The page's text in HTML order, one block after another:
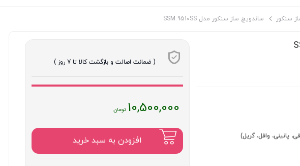
سنکور ساندویچ ساز سنکور مدل SSM 9510SS
وافل، گریل)
( ضمانت اصالت و بازگشت کالا تا 7 روز )
10,500,000قیمت
فعلی
:
۱۰,۵۰۰,۰۰۰
افزودن به سبد خرید